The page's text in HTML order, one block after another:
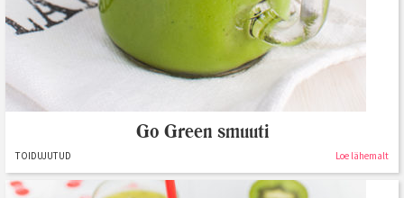
Go Green smuuti
TOIDUJUTUD Loe lähemalt